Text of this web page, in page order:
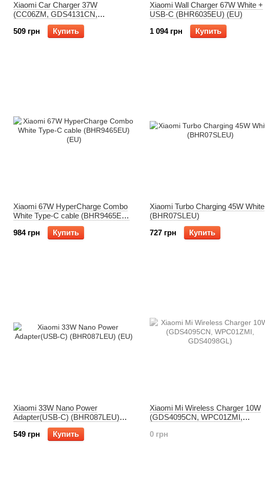
Xiaomi Car Charger 37W
(CC06ZM, GDS4131CN,
GDS4147GL)
509 грн
Купить
Xiaomi Wall Charger 67W White +
USB-C (BHR6035EU) (EU)
1 094 грн
Купить
Xiaomi 67W HyperCharge Combo
White Type-C cable (BHR9465EU)
984 грн
Купить
Xiaomi Turbo Charging 45W White
(BHR07SLEU)
727 грн
Купить
Xiaomi 33W Nano Power
Adapter(USB-C) (BHR087LEU)
549 грн
Купить
Xiaomi Mi Wireless Charger 10W
(GDS4095CN, WPC01ZMI,
0 грн